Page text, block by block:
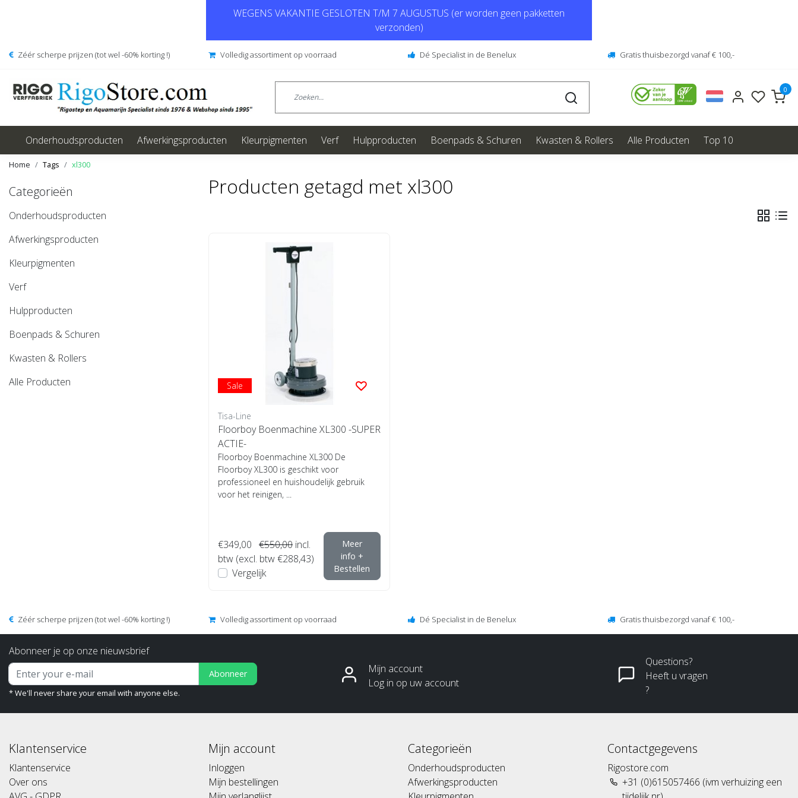
WEGENS VAKANTIE GESLOTEN T/M 7 AUGUSTUS (er worden geen pakketten
verzonden)
Zéér scherpe prijzen (tot wel -60% korting !) Volledig assortiment op voorraad Dé Specialist in de Benelux Gratis thuisbezorgd vanaf € 100,-
0
Onderhoudsproducten Afwerkingsproducten Kleurpigmenten Verf Hulpproducten Boenpads & Schuren Kwasten & Rollers Alle Producten Top 10
Home Tags xl300
Categorieën
Onderhoudsproducten
Afwerkingsproducten
Kleurpigmenten
Verf
Hulpproducten
Boenpads & Schuren
Kwasten & Rollers
Alle Producten
Producten getagd met xl300
Sale
Tisa-Line
Floorboy Boenmachine XL300 -SUPER
ACTIE-
Floorboy Boenmachine XL300 De
Floorboy XL300 is geschikt voor
professioneel en huishoudelijk gebruik
voor het reinigen, ...
€349,00 €550,00 incl.
btw (excl. btw €288,43)
Vergelijk
Meer
info +
Bestellen
Zéér scherpe prijzen (tot wel -60% korting !) Volledig assortiment op voorraad Dé Specialist in de Benelux Gratis thuisbezorgd vanaf € 100,-
Abonneer je op onze nieuwsbrief
Abonneer
* We'll never share your email with anyone else.
Mijn account
Log in op uw account
Questions?
Heeft u vragen
?
Klantenservice
Klantenservice
Over ons
Mijn account
Inloggen
Mijn bestellingen
Categorieën
Onderhoudsproducten
Afwerkingsproducten
Contactgegevens
Rigostore.com
+31 (0)615057466 (ivm verhuizing een